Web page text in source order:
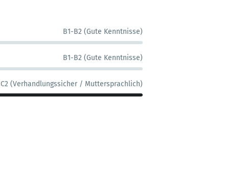
B1-B2 (Gute Kenntnisse)
B1-B2 (Gute Kenntnisse)
C2 (Verhandlungssicher / Muttersprachlich)